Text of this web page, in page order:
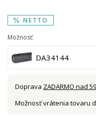
NETTO
Možnosť:
DA34144
Doprava ZADARMO nad
Možnosť vrátenia tovaru